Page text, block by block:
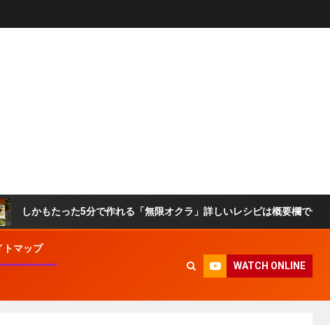
たった5分で作れる「無限オクラ」詳しいレシピは概要欄でチェック！ #
トマップ
WATCH ONLINE